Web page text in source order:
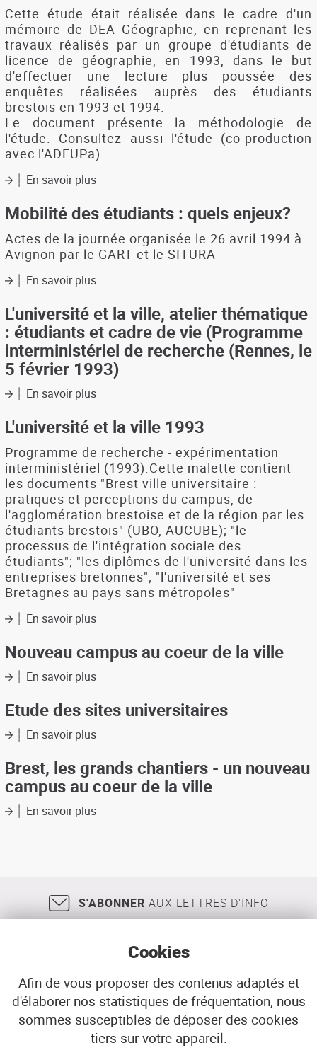
étudiants
-
le
campus,
la
ville,
la
région
Cette étude était réalisée dans le cadre d'un
mémoire de DEA Géographie, en reprenant les
travaux réalisés par un groupe d'étudiants de
licence de géographie, en 1993, dans le but
d'effectuer une lecture plus poussée des
enquêtes réalisées auprès des étudiants
brestois en 1993 et 1994.
Le document présente la méthodologie de
l'étude. Consultez aussi l'étude (co-production
avec l'ADEUPa).
En savoir plussur
et
représentation
de
l'espace
étudiants
le
campus,
la
ville,
la
région
Mobilité des étudiants : quels enjeux?
Actes de la journée organisée le 26 avril 1994 à
Avignon par le GART et le SITURA
En savoir plussur
des
étudiants
:
quels
enjeux?
L'université et la ville, atelier thématique
: étudiants et cadre de vie (Programme
interministériel de recherche (Rennes, le
5 février 1993)
En savoir plussur
et
la
ville,
atelier
thématique
étudiants
et
cadre
de
vie
(Programme
interministériel
recherche
le
5
février
L'université et la ville 1993
Programme de recherche - expérimentation
interministériel (1993).Cette malette contient
les documents "Brest ville universitaire :
pratiques et perceptions du campus, de
l'agglomération brestoise et de la région par les
étudiants brestois" (UBO, AUCUBE); "le
processus de l'intégration sociale des
étudiants"; "les diplômes de l'université dans les
entreprises bretonnes"; "l'université et ses
Bretagnes au pays sans métropoles"
En savoir plussur
et
la
ville
Nouveau campus au coeur de la ville
En savoir plussur
campus
au
coeur
la
ville
Etude des sites universitaires
En savoir plussur
des
sites
universitaires
Brest, les grands chantiers - un nouveau
campus au coeur de la ville
En savoir plussur
un
nouveau
campus
la
ville
S'ABONNER AUX LETTRES D'INFO
18, rue Jean Jaurès 29200 BREST
02 98 33 51 71
CONTACT
Cookies
Afin de vous proposer des contenus adaptés et
d'élaborer nos statistiques de fréquentation, nous
sommes susceptibles de déposer des cookies
tiers sur votre appareil.